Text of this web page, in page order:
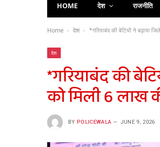
HOME देश राजनीति
Home - देश - *गरियाबंद की बेटियों ने बढ़ाया
देश
*गरियाबंद की
को मिली 6 लाख
BY POLICEWALA JUNE 9, 2026